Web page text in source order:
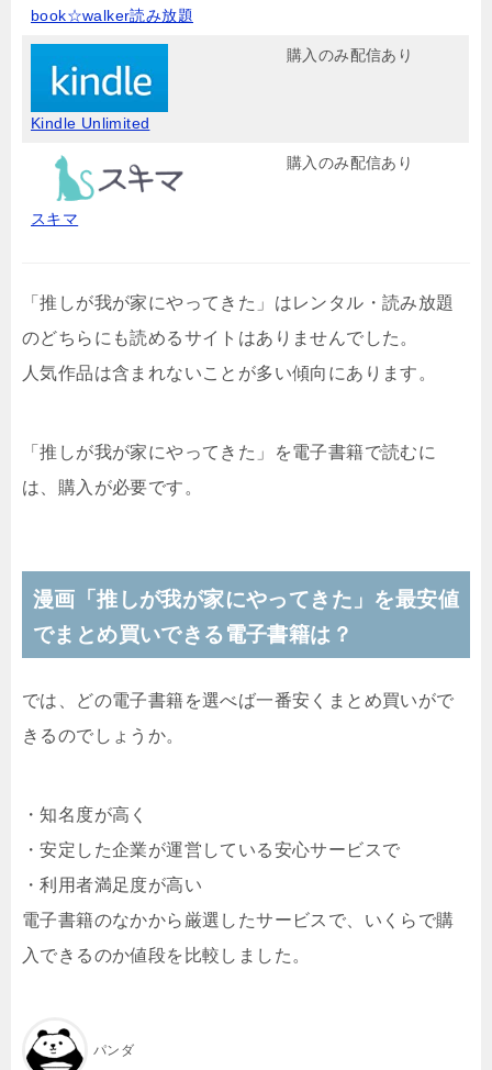
book☆walker読み放題
Kindle Unlimited
購入のみ配信あり
スキマ
購入のみ配信あり
「推しが我が家にやってきた」はレンタル・読み放題
のどちらにも読めるサイトはありませんでした。
人気作品は含まれないことが多い傾向にあります。
「推しが我が家にやってきた」を電子書籍で読むに
は、購入が必要です。
漫画「推しが我が家にやってきた」を最安値
でまとめ買いできる電子書籍は？
では、どの電子書籍を選べば一番安くまとめ買いがで
きるのでしょうか。
・知名度が高く
・安定した企業が運営している安心サービスで
・利用者満足度が高い
電子書籍のなかから厳選したサービスで、いくらで購
入できるのか値段を比較しました。
パンダ